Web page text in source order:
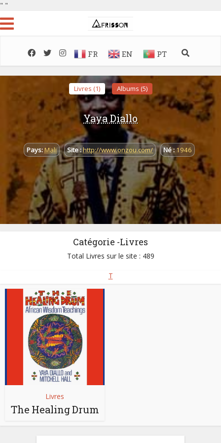
" "
FR EN PT
Livres (1) Albums (5)
Yaya Diallo
Pays:Mali Site :http://www.onzou.com/ Né :1946
Catégorie -Livres
Total Livres sur le site : 489
T
Livres
The Healing Drum